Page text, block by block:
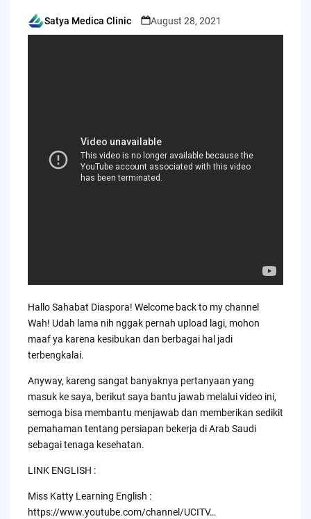
Posted
Satya Medica Clinic August 28, 2021
Hallo Sahabat Diaspora! Welcome back to my channel
Wah! Udah lama nih nggak pernah upload lagi, mohon
maaf ya karena kesibukan dan berbagai hal jadi
terbengkalai.
Anyway, kareng sangat banyaknya pertanyaan yang
masuk ke saya, berikut saya bantu jawab melalui video ini,
semoga bisa membantu menjawab dan memberikan sedikit
pemahaman tentang persiapan bekerja di Arab Saudi
sebagai tenaga kesehatan.
LINK ENGLISH :
Miss Katty Learning English :
https://www.youtube.com/channel/UCITV…